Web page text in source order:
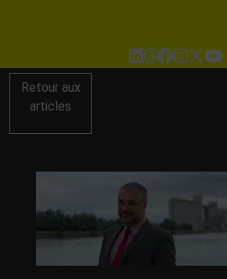
Retour aux
articles